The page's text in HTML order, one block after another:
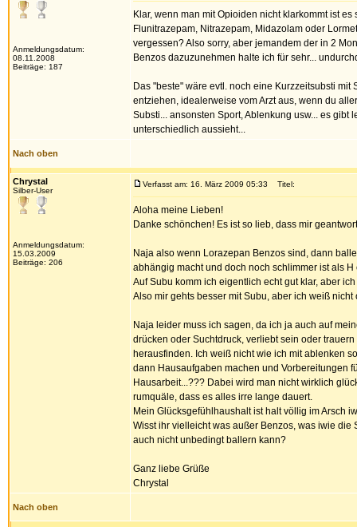
Anmeldungsdatum:
08.11.2008
Beiträge: 187
Klar, wenn man mit Opioiden nicht klarkommt ist
Flunitrazepam, Nitrazepam, Midazolam oder
vergessen? Also sorry, aber jemandem der in 2
Benzos dazuzunehmen halte ich für sehr...
Das "beste" wäre evtl. noch eine Kurzzeitsubsti
entziehen, idealerweise vom Arzt aus, wenn du
Substi... ansonsten Sport, Ablenkung usw... es
unterschiedlich aussieht...
Nach oben
Chrystal
Silber-User
Anmeldungsdatum:
15.03.2009
Beiträge: 206
Verfasst am: 16. März 2009 05:33 Titel:
Aloha meine Lieben!
Danke schönchen! Es ist so lieb, dass mir
Naja also wenn Lorazepan Benzos sind, dann
abhängig macht und doch noch schlimmer ist als H
Auf Subu komm ich eigentlich echt gut klar, aber
Also mir gehts besser mit Subu, aber ich weiß
Naja leider muss ich sagen, da ich ja auch auf
drücken oder Suchtdruck, verliebt sein oder
herausfinden. Ich weiß nicht wie ich mit ablenken
dann Hausaufgaben machen und Vorbereitungen
Hausarbeit...??? Dabei wird man nicht wirklich
rumquäle, dass es alles irre lange dauert.
Mein Glücksgefühlhaushalt ist halt völlig im Arsch
Wisst ihr vielleicht was außer Benzos, was iwie
auch nicht unbedingt ballern kann?
Ganz liebe Grüße
Chrystal
Nach oben